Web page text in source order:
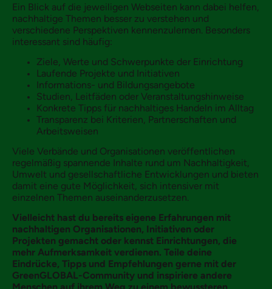
Ein Blick auf die jeweiligen Webseiten kann dabei helfen,
nachhaltige Themen besser zu verstehen und
verschiedene Perspektiven kennenzulernen. Besonders
interessant sind häufig:
Ziele, Werte und Schwerpunkte der Einrichtung
Laufende Projekte und Initiativen
Informations- und Bildungsangebote
Studien, Leitfäden oder Veranstaltungshinweise
Konkrete Tipps für nachhaltiges Handeln im Alltag
Transparenz bei Kriterien, Partnerschaften und
Arbeitsweisen
Viele Verbände und Organisationen veröffentlichen
regelmäßig spannende Inhalte rund um Nachhaltigkeit,
Umwelt und gesellschaftliche Entwicklungen und bieten
damit eine gute Möglichkeit, sich intensiver mit
einzelnen Themen auseinanderzusetzen.
Vielleicht hast du bereits eigene Erfahrungen mit
nachhaltigen Organisationen, Initiativen oder
Projekten gemacht oder kennst Einrichtungen, die
mehr Aufmerksamkeit verdienen. Teile deine
Eindrücke, Tipps und Empfehlungen gerne mit der
GreenGLOBAL-Community und inspiriere andere